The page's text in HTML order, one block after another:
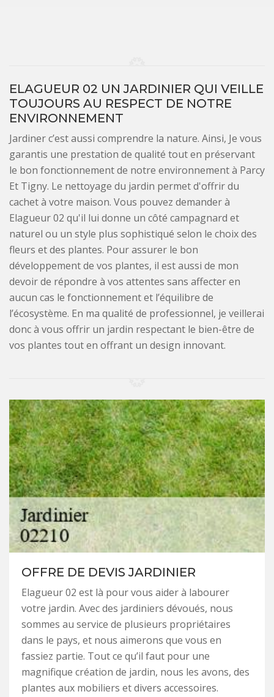
ELAGUEUR 02 UN JARDINIER QUI VEILLE
TOUJOURS AU RESPECT DE NOTRE
ENVIRONNEMENT
Jardiner c’est aussi comprendre la nature. Ainsi, Je vous
garantis une prestation de qualité tout en préservant
le bon fonctionnement de notre environnement à Parcy
Et Tigny. Le nettoyage du jardin permet d'offrir du
cachet à votre maison. Vous pouvez demander à
Elagueur 02 qu'il lui donne un côté campagnard et
naturel ou un style plus sophistiqué selon le choix des
fleurs et des plantes. Pour assurer le bon
développement de vos plantes, il est aussi de mon
devoir de répondre à vos attentes sans affecter en
aucun cas le fonctionnement et l’équilibre de
l’écosystème. En ma qualité de professionnel, je veillerai
donc à vous offrir un jardin respectant le bien-être de
vos plantes tout en offrant un design innovant.
OFFRE DE DEVIS JARDINIER
Elagueur 02 est là pour vous aider à labourer
votre jardin. Avec des jardiniers dévoués, nous
sommes au service de plusieurs propriétaires
dans le pays, et nous aimerons que vous en
fassiez partie. Tout ce qu’il faut pour une
magnifique création de jardin, nous les avons, des
plantes aux mobiliers et divers accessoires.